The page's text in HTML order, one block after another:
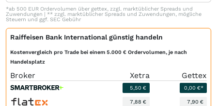
*ab 500 EUR Ordervolumen über gettex, zzgl. marktüblicher Spreads und
Zuwendungen | ** zzgl. marktüblicher Spreads und Zuwendungen, mögliche
Steuern und ggf. SEC Gebühr
Raiffeisen Bank International günstig handeln
Kostenvergleich pro Trade bei einem 5.000 € Ordervolumen, je nach
Handelsplatz
Broker Xetra Gettex
5,50 € 0,00 €*
7,88 € 7,90 €